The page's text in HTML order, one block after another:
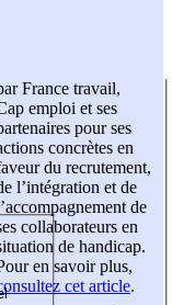
France travail,
emploi et ses
pour ses
concrètes en
du recrutement,
l’intégration et de
de
collaborateurs en
de handicap.
en savoir plus,
cet article.